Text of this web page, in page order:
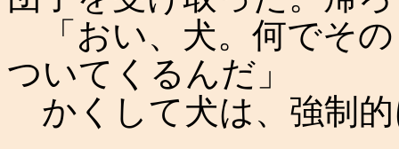
「おい、犬。何でそ
ついてくるんだ」
かくして犬は、強制